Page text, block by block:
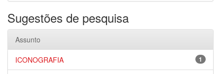
Sugestões de pesquisa
Assunto
1
ICONOGRAFIA